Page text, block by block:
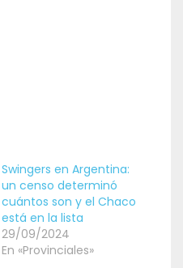
Swingers en Argentina:
un censo determinó
cuántos son y el Chaco
está en la lista
29/09/2024
En «Provinciales»